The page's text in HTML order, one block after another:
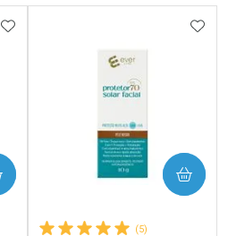
ADICIONAR AOS FAVORITOS
(5)
COMPRAR